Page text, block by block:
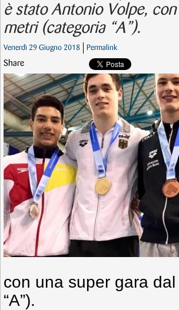
è stato Antonio Volpe,
metri (categoria “A”).
Venerdì 29 Giugno 2018 Permalink
Share
con una super gara
“A”).